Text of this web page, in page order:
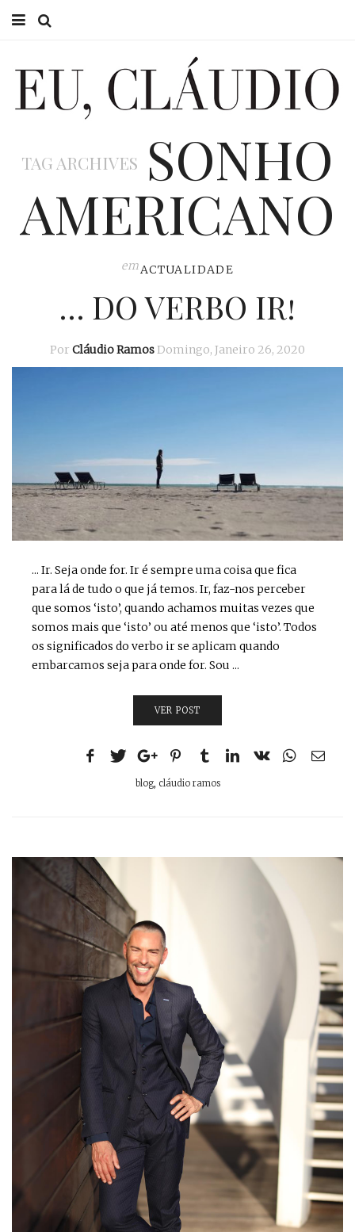
EU CLÁUDIO
EU NA TV
EU, PAI
TAG ARCHIVES SONHO
AMERICANO
emACTUALIDADE
… DO VERBO IR!
Por Cláudio RamosDomingo, Janeiro 26, 2020
... Ir. Seja onde for. Ir é sempre uma coisa que fica
para lá de tudo o que já temos. Ir, faz-nos perceber
que somos ‘isto’, quando achamos muitas vezes que
somos mais que ‘isto’ ou até menos que ‘isto’. Todos
os significados do verbo ir se aplicam quando
embarcamos seja para onde for. Sou ...
VER POST
blog, cláudio ramos